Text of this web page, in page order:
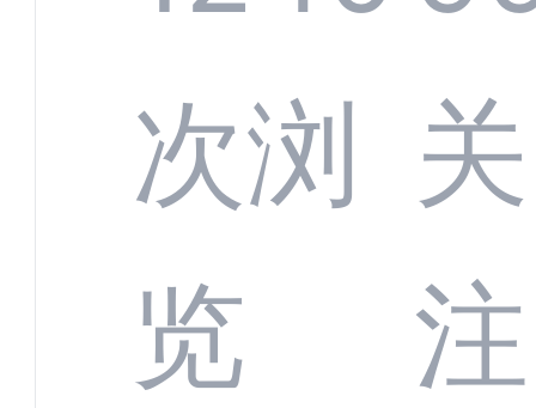
部供应
商深度
次浏
览
关
注